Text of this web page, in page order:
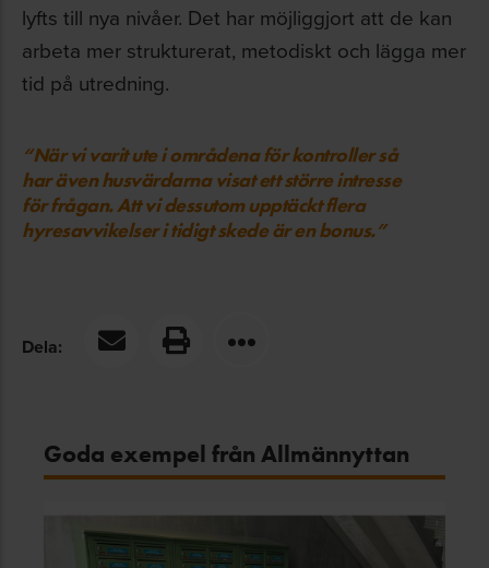
lyfts till nya nivåer. Det har möjliggjort att de kan
arbeta mer strukturerat, metodiskt och lägga mer
tid på utredning.
“När vi varit ute i områdena för kontroller så
har även husvärdarna visat ett större intresse
för frågan. Att vi dessutom upptäckt flera
hyresavvikelser i tidigt skede är en bonus.”
Dela:
Goda exempel från Allmännyttan